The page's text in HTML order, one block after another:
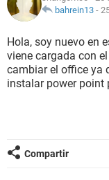
bahrein13 -
Hola, soy nuevo en
viene cargada con
cambiar el office ya
instalar power point
Compartir